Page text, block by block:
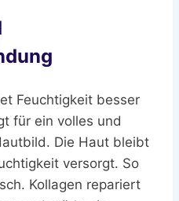
Feuchtigkeit besser
für ein volles und
Die Haut bleibt
versorgt. So
Kollagen repariert